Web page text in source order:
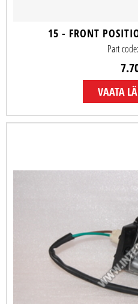
15 - FRONT
Part
VAATA